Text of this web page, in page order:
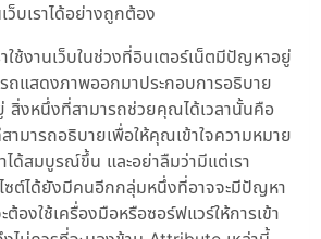
ว็บเราได้อย่างถูกต้อง
ใช้งานเว็บในช่วงที่อินเตอร์เน็ตมีปัญหาอยู่
รถแสดงภาพออกมาประกอบการอธิบาย
งหนึ่งที่สามารถช่วยคุณได้เวลานั้นคือ
มารถอธิบายเพื่อให้คุณเข้าใจความหมาย
ได้สมบูรณ์ขึ้น และอย่าลืมว่ามีแต่เรา
ไซต์ได้ยังมีคนอีกกลุ่มหนึ่งที่อาจจะมีปัญหา
องใช้เครื่องมือหรือซอร์ฟแวร์ให้การเข้า